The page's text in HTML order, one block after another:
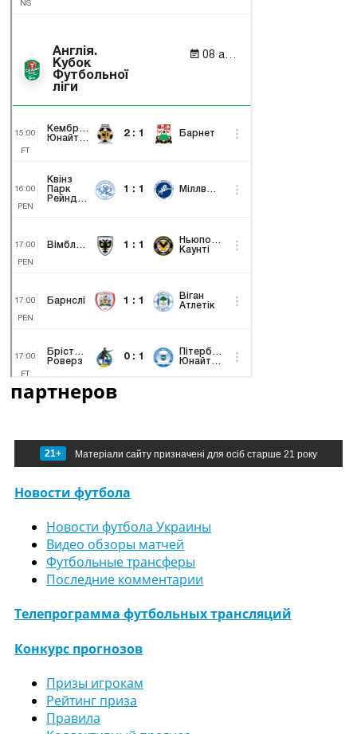
партнеров
21+ Матеріали сайту призначені для осіб старше 21 року
Новости футбола
Новости футбола Украины
Видео обзоры матчей
Футбольные трансферы
Последние комментарии
Телепрограмма футбольных трансляций
Конкурс прогнозов
Призы игрокам
Рейтинг приза
Правила